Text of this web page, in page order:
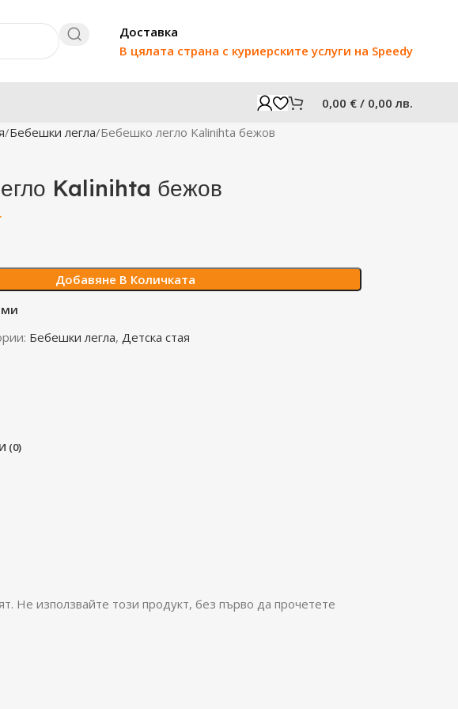
Доставка
В цялата страна с куриерските услуги на Speedy
0,00 €/ 0,00 лв.
Бебешки легла Бебешко легло Kalinihta бежов
Kalinihta бежов
Добавяне В Количката
Бебешки легла, Детска стая
(0)
Не използвайте този продукт, без първо да прочетете